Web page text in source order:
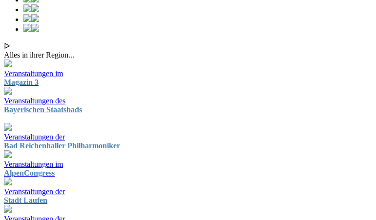
ᐅ
Alles in ihrer Region...
Veranstaltungen im
Magazin 3
Veranstaltungen des
Bayerischen Staatsbads
Veranstaltungen der
Bad Reichenhaller Philharmoniker
Veranstaltungen im
AlpenCongress
Veranstaltungen der
Stadt Laufen